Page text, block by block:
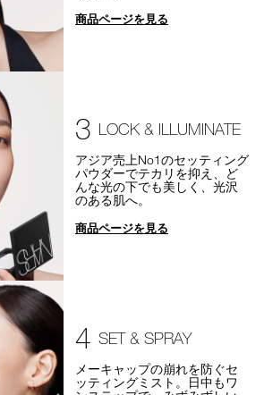
商品ページを見る
3 LOCK & ILLUMINATE
アジア売上No1のセッティング
パウダーでテカリを抑え、ど
んな光の下でも美しく、光沢
のある肌へ。
商品ページを見る
4 SET & SPRAY
メーキャップの崩れを防ぐセ
ッティングミスト。日中もワ